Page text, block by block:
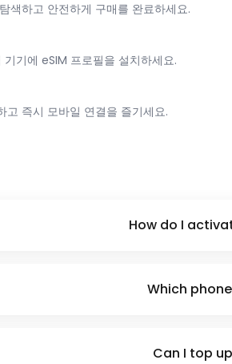
색하고 안전하게 구매를 완료하세요.
기에 eSIM 프로필을 설치하세요.
즉시 모바일 연결을 즐기세요.
How do I
Which
Can I top